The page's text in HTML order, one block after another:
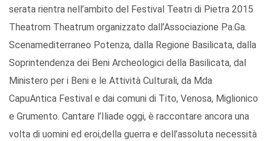
serata rientra nell’ambito del Festival Teatri di Pietra 2015
Theatrom Theatrum organizzato dall’Associazione Pa.Ga.
Scenamediterraneo Potenza, dalla Regione Basilicata, dalla
Soprintendenza dei Beni Archeologici della Basilicata, dal
Ministero per i Beni e le Attività Culturali, da Mda
CapuAntica Festival e dai comuni di Tito, Venosa, Miglionico
e Grumento. Cantare l’Iliade oggi, è raccontare ancora una
volta di uomini ed eroi,della guerra e dell’assoluta necessità